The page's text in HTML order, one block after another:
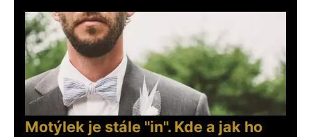
Motýlek je stále "in". Kde a jak ho